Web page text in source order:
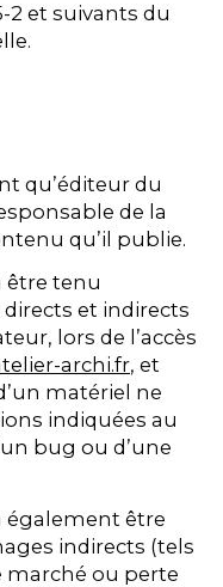
2 et suivants du
qu’éditeur du
de la
qu’il publie.
être tenu
et indirects
lors de l’accès
archi.fr, et
matériel ne
indiquées au
bug ou d’une
également être
indirects (tels
marché ou perte